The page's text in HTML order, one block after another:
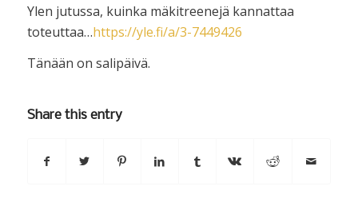
Ylen jutussa, kuinka mäkitreenejä kannattaa
toteuttaa…https://yle.fi/a/3-7449426
Tänään on salipäivä.
Share this entry